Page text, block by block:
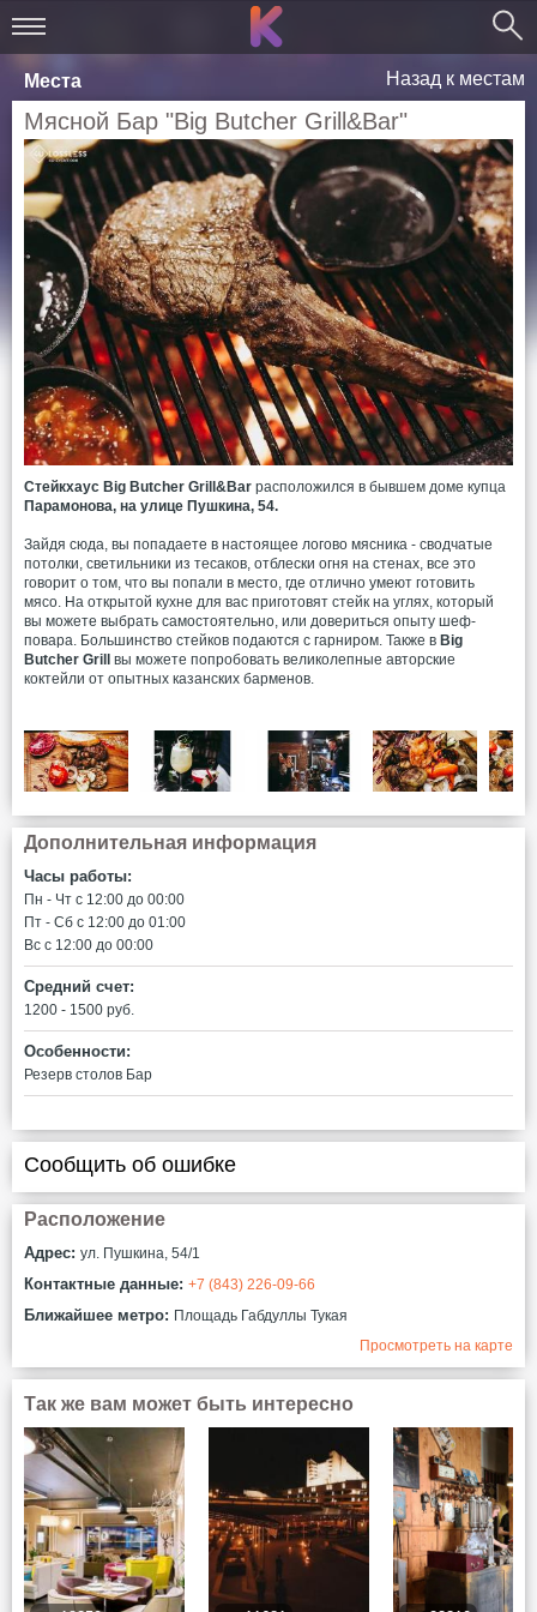
Места Назад к местам
Мясной Бар "Big Butcher Grill&Bar"
Стейкхаус Big Butcher Grill&Bar расположился в бывшем доме купца
Парамонова, на улице Пушкина, 54.
Зайдя сюда, вы попадаете в настоящее логово мясника - сводчатые
потолки, светильники из тесаков, отблески огня на стенах, все это
говорит о том, что вы попали в место, где отлично умеют готовить
мясо. На открытой кухне для вас приготовят стейк на углях, который
вы можете выбрать самостоятельно, или довериться опыту шеф-
повара. Большинство стейков подаются с гарниром. Также в Big
Butcher Grill вы можете попробовать великолепные авторские
коктейли от опытных казанских барменов.
Дополнительная информация
Часы работы:
Пн - Чт c 12:00 до 00:00
Пт - Сб c 12:00 до 01:00
Вс c 12:00 до 00:00
Средний счет:
1200 - 1500 руб.
Особенности:
Резерв столов Бар
Сообщить об ошибке
Расположение
Адрес: ул. Пушкина, 54/1
Контактные данные: +7 (843) 226-09-66
Ближайшее метро: Площадь Габдуллы Тукая
Просмотреть на карте
Так же вам может быть интересно